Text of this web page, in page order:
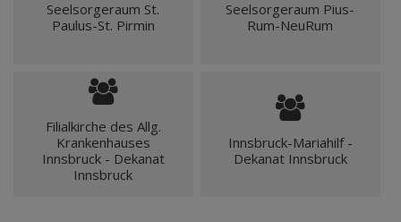
Seelsorgeraum St.
Paulus-St. Pirmin
Seelsorgeraum Pius-
Rum-NeuRum
Filialkirche des Allg.
Krankenhauses
Innsbruck - Dekanat
Innsbruck
Innsbruck-Mariahilf -
Dekanat Innsbruck